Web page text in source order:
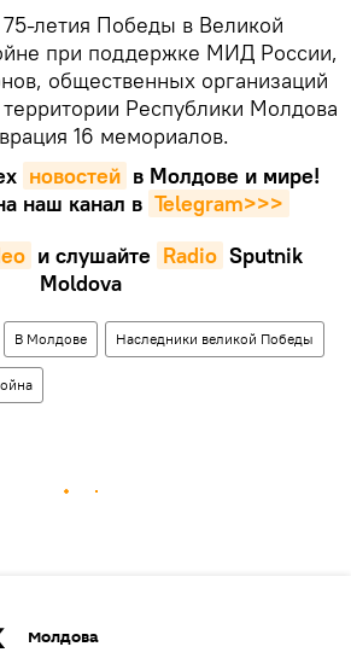
летия Победы в Великой
при поддержке МИД России,
общественных организаций
Республики Молдова
16 мемориалов.
новостей в Молдове и мире!
наш канал в Telegram>>>
и слушайте Radio Sputnik
Moldova
В Молдове Наследники великой Победы
Молдова